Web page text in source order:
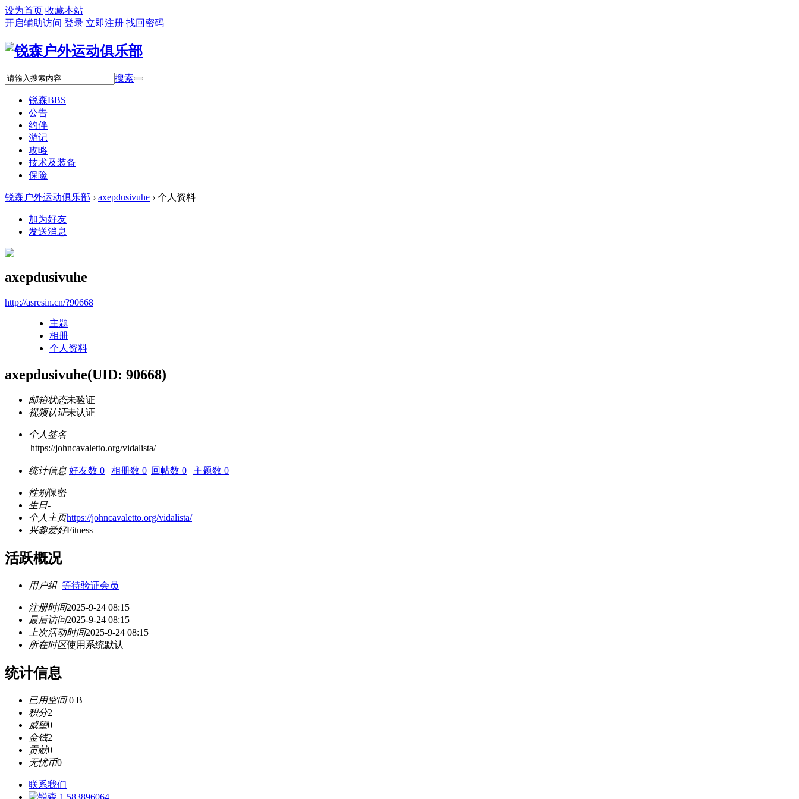
设为首页 收藏本站
开启辅助访问 登录 立即注册 找回密码
搜索
锐森BBS
公告
约伴
游记
攻略
技术及装备
保险
锐森户外运动俱乐部 › axepdusivuhe › 个人资料
加为好友
发送消息
axepdusivuhe
http://asresin.cn/?90668
主题
相册
个人资料
axepdusivuhe(UID: 90668)
邮箱状态未验证
视频认证未认证
个人签名
https://johncavaletto.org/vidalista/
统计信息 好友数 0 | 相册数 0 |回帖数 0 | 主题数 0
性别保密
生日-
个人主页https://johncavaletto.org/vidalista/
兴趣爱好Fitness
活跃概况
用户组 等待验证会员
注册时间2025-9-24 08:15
最后访问2025-9-24 08:15
上次活动时间2025-9-24 08:15
所在时区使用系统默认
统计信息
已用空间0 B
积分2
威望0
金钱2
贡献0
无忧币0
联系我们
583896064